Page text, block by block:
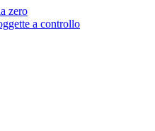
zero
a controllo